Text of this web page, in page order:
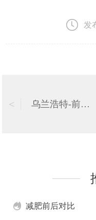
发
< 乌兰浩特-前旗二店
减肥前后对比